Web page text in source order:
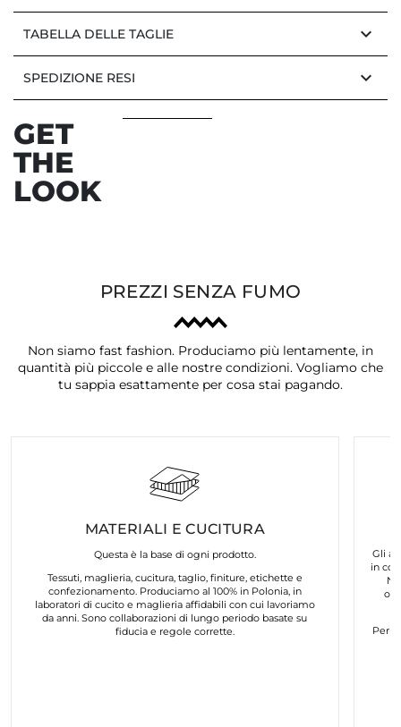
TABELLA DELLE TAGLIE keyboard_arrow_down
SPEDIZIONE RESI keyboard_arrow_down
GET
THE
LOOK
PREZZI SENZA FUMO
Non siamo fast fashion. Produciamo più lentamente, in
quantità più piccole e alle nostre condizioni. Vogliamo che
tu sappia esattamente per cosa stai pagando.
MATERIALI E CUCITURA
Questa è la base di ogni prodotto.
Tessuti, maglieria, cucitura, taglio, finiture, etichette e
confezionamento. Produciamo al 100% in Polonia, in
laboratori di cucito e maglieria affidabili con cui lavoriamo
da anni. Sono collaborazioni di lungo periodo basate su
fiducia e regole corrette.
Gli
in
Per